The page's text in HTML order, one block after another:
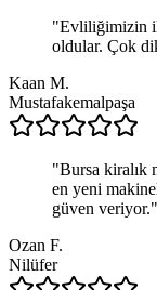
"Evliliğimizin
oldular. Çok
Kaan M.
Mustafakemalpaşa
"Bursa kiralık
en yeni
güven veriyor."
Ozan F.
Nilüfer